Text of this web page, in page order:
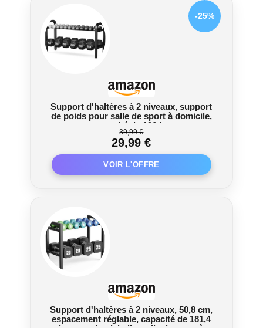
Support d'haltères à 2 niveaux, support
de poids pour salle de sport à domicile,
capacité de 136 kg
39,99 €
29,99 €
-25%
Support d'haltères à 2 niveaux, 50,8 cm,
espacement réglable, capacité de 181,4